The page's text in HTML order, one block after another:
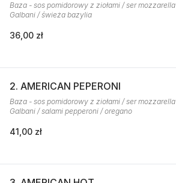
Baza - sos pomidorowy z ziołami / ser mozzarella
Galbani / świeża bazylia
36,00 zł
2. AMERICAN PEPERONI
Baza - sos pomidorowy z ziołami / ser mozzarella
Galbani / salami pepperoni / oregano
41,00 zł